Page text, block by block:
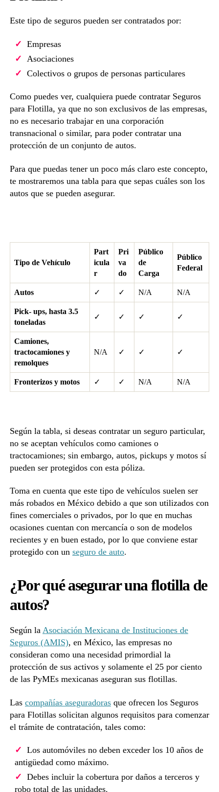
Este tipo de seguros pueden ser contratados por:
Empresas
Asociaciones
Colectivos o grupos de personas particulares
Como puedes ver, cualquiera puede contratar Seguros
para Flotilla, ya que no son exclusivos de las empresas,
no es necesario trabajar en una corporación
transnacional o similar, para poder contratar una
protección de un conjunto de autos.
Para que puedas tener un poco más claro este concepto,
te mostraremos una tabla para que sepas cuáles son los
autos que se pueden asegurar.
Tipo de Vehículo
Part
icula
r
Pri
va
do
Público
de
Carga
Público
Federal
Autos ✓ ✓ N/A N/A
Pick- ups, hasta 3.5
toneladas
✓ ✓ ✓ ✓
Camiones,
tractocamiones y
remolques
N/A ✓ ✓ ✓
Fronterizos y motos ✓ ✓ N/A N/A
Según la tabla, si deseas contratar un seguro particular,
no se aceptan vehículos como camiones o
tractocamiones; sin embargo, autos, pickups y motos sí
pueden ser protegidos con esta póliza.
Toma en cuenta que este tipo de vehículos suelen ser
más robados en México debido a que son utilizados con
fines comerciales o privados, por lo que en muchas
ocasiones cuentan con mercancía o son de modelos
recientes y en buen estado, por lo que conviene estar
protegido con un seguro de auto.
¿Por qué asegurar una flotilla de
autos?
Según la Asociación Mexicana de Instituciones de
Seguros (AMIS), en México, las empresas no
consideran como una necesidad primordial la
protección de sus activos y solamente el 25 por ciento
de las PyMEs mexicanas aseguran sus flotillas.
Las compañías aseguradoras que ofrecen los Seguros
para Flotillas solicitan algunos requisitos para comenzar
el trámite de contratación, tales como:
Los automóviles no deben exceder los 10 años de
antigüedad como máximo.
Debes incluir la cobertura por daños a terceros y
robo total de las unidades.